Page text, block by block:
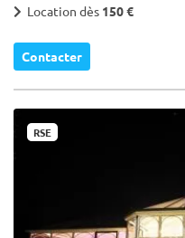
Location dès 150 €
Contacter
RSE